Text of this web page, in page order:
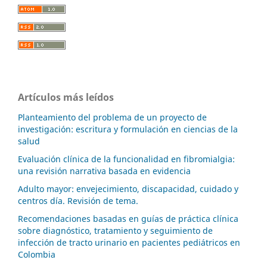
Artículos más leídos
Planteamiento del problema de un proyecto de
investigación: escritura y formulación en ciencias de la
salud
Evaluación clínica de la funcionalidad en fibromialgia:
una revisión narrativa basada en evidencia
Adulto mayor: envejecimiento, discapacidad, cuidado y
centros día. Revisión de tema.
Recomendaciones basadas en guías de práctica clínica
sobre diagnóstico, tratamiento y seguimiento de
infección de tracto urinario en pacientes pediátricos en
Colombia